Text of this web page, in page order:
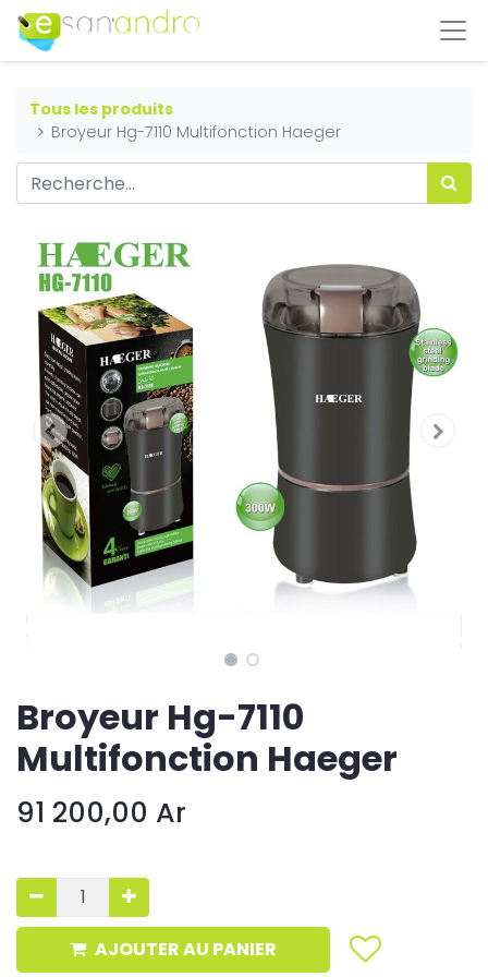
Tous les produits
Broyeur Hg-7110 Multifonction Haeger
Broyeur Hg-7110
Multifonction Haeger
91 200,00 Ar
AJOUTER AU PANIER